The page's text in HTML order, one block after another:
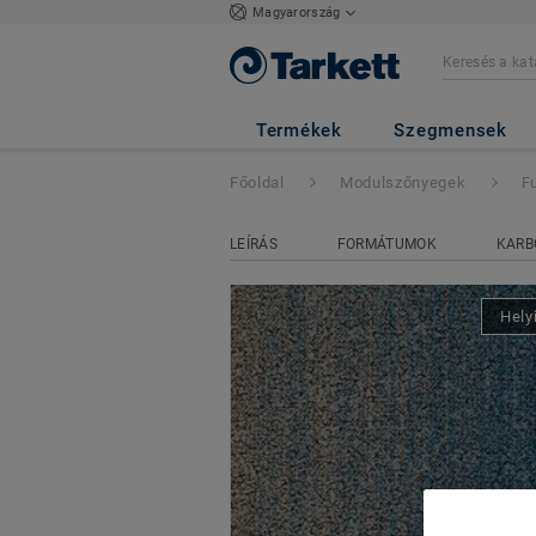
Magyarország
Termékek Szegmensek
Fuse Landscape
Főoldal Modulszőnyegek
LEÍRÁS FORMÁTUMOK